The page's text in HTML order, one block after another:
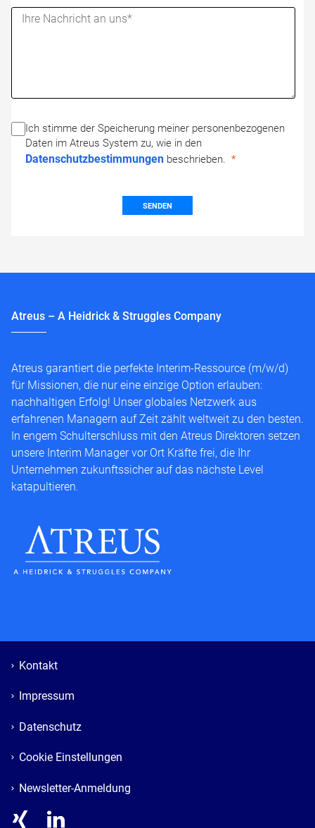
Ich stimme der Speicherung meiner personenbezogenen
Daten im Atreus System zu, wie in den
Datenschutzbestimmungen beschrieben.
SENDEN
Atreus – A Heidrick & Struggles Company
Atreus garantiert die perfekte Interim-Ressource (m/w/d)
für Missionen, die nur eine einzige Option erlauben:
nachhaltigen Erfolg! Unser globales Netzwerk aus
erfahrenen Managern auf Zeit zählt weltweit zu den besten.
In engem Schulterschluss mit den Atreus Direktoren setzen
unsere Interim Manager vor Ort Kräfte frei, die Ihr
Unternehmen zukunftssicher auf das nächste Level
katapultieren.
Kontakt
Impressum
Datenschutz
Cookie Einstellungen
Newsletter-Anmeldung